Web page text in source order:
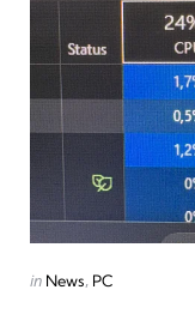
Categories
Posted
in News PC